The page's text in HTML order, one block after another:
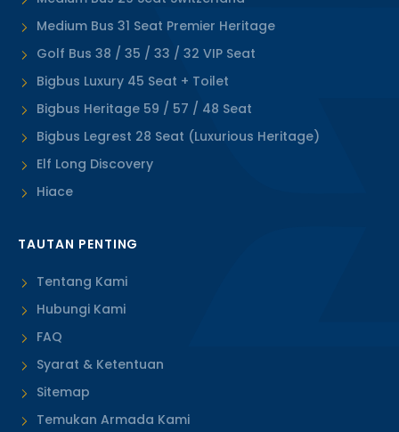
Medium Bus 31 Seat Premier Heritage
Golf Bus 38 / 35 / 33 / 32 VIP Seat
Bigbus Luxury 45 Seat + Toilet
Bigbus Heritage 59 / 57 / 48 Seat
Bigbus Legrest 28 Seat (Luxurious Heritage)
Elf Long Discovery
Hiace
TAUTAN PENTING
Tentang Kami
Hubungi Kami
FAQ
Syarat & Ketentuan
Sitemap
Temukan Armada Kami